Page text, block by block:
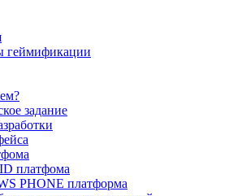
геймификации
задание
платфома
PHONE платформа